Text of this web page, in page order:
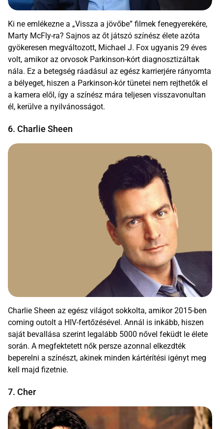
Ki ne emlékezne a „Vissza a jövőbe” filmek fenegyerekére,
Marty McFly-ra? Sajnos az őt játszó színész élete azóta
gyökeresen megváltozott, Michael J. Fox ugyanis 29 éves
volt, amikor az orvosok Parkinson-kórt diagnosztizáltak
nála. Ez a betegség ráadásul az egész karrierjére rányomta
a bélyeget, hiszen a Parkinson-kór tünetei nem rejthetők el
a kamera elől, így a színész mára teljesen visszavonultan
él, kerülve a nyilvánosságot.
6. Charlie Sheen
Charlie Sheen az egész világot sokkolta, amikor 2015-ben
coming outolt a HIV-fertőzésével. Annál is inkább, hiszen
saját bevallása szerint legalább 5000 nővel feküdt le élete
során. A megfektetett nők persze azonnal elkezdték
beperelni a színészt, akinek minden kártérítési igényt meg
kell majd fizetnie.
7. Cher